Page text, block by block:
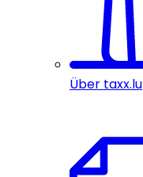
Über taxx.lu